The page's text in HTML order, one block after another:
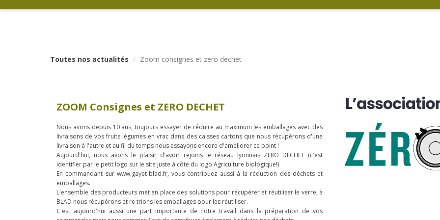
Toutes nos actualités Zoom consignes et zero dechet
ZOOM Consignes et ZERO DECHET
Nous avons depuis 10 ans, toujours essayer de réduire au maximum les emballages avec des
livraisons de vos fruits légumes en vrac dans des caisses cartons que nous récupérons d'une
livraison à l'autre et au fil du temps nous essayons encore d'améliorer ce point !
Aujourd'hui, nous avons le plaisir d'avoir rejoins le réseau lyonnais ZERO DECHET (c'est
identifier par le petit logo sur le site juste à côte du logo Agriculture biologique!)
En commandant sur www.gayet-blad.fr, vous contribuez aussi à la réduction des déchets et
emballages.
L'ensemble des producteurs met en place des solutions pour récupérer et réutiliser le verre, à
BLAD nous récupérons et re trions les emballages pour les réutiliser.
C'est aujourd'hui aussi une part importante de notre travail dans la préparation de vos